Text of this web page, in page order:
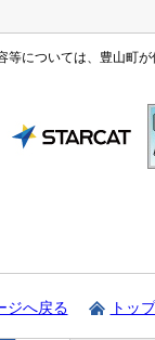
等については、豊山町
ジへ戻る トッ